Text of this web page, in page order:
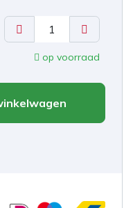
op voorraad